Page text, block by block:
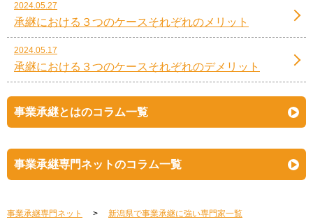
2024.05.27
承継における３つのケースそれぞれのメリット
2024.05.17
承継における３つのケースそれぞれのデメリット
事業承継とはのコラム一覧
事業承継専門ネットのコラム一覧
事業承継専門ネット 新潟県で事業承継に強い専門家一覧